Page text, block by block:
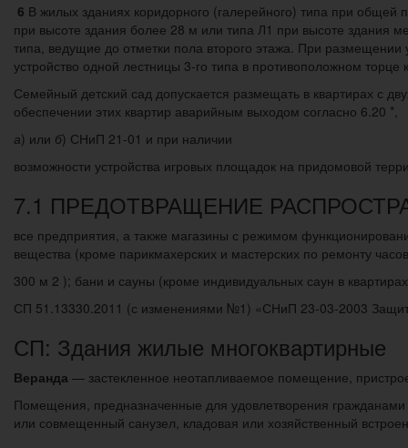
6 В жилых зданиях коридорного (галерейного) типа при общей
при высоте здания более 28 м или типа Л1 при высоте здания
типа, ведущие до отметки пола второго этажа. При размещении
устройство одной лестницы 3-го типа в противоположном торце
Семейный детский сад допускается размещать в квартирах с
обеспечении этих квартир аварийным выходом согласно 6.20 *,
а) или б) СНиП 21-01 и при наличии
возможности устройства игровых площадок на придомовой
7.1 ПРЕДОТВРАЩЕНИЕ
все предприятия, а также магазины с режимом
вещества (кроме парикмахерских и мастерских по ремонту
300 м 2 ); бани и сауны (кроме индивидуальных саун в
СП 51.13330.2011 (с изменениями №1) «СНиП 23-03-2003
СП: Здания жилые многоквартирные
Веранда — застекленное неотапливаемое помещение,
Помещения, предназначенные для удовлетворения
или совмещенный санузел, кладовая или хозяйственный